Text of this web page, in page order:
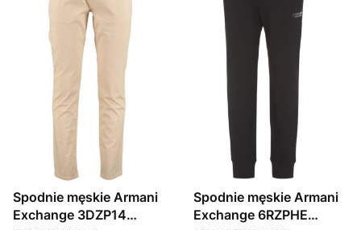
Spodnie męskie Armani
Exchange 3DZP14
Spodnie męskie Armani
Exchange 6RZPHE